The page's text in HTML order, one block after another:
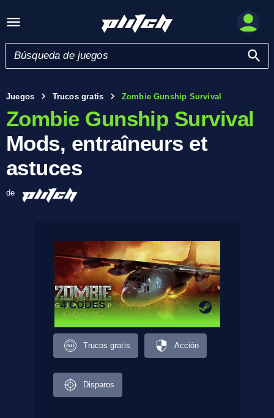
Juegos Trucos gratis Zombie Gunship Survival
Zombie Gunship Survival
Mods, entraîneurs et
astuces
de
4 CODES
Trucos gratis Acción
Disparos